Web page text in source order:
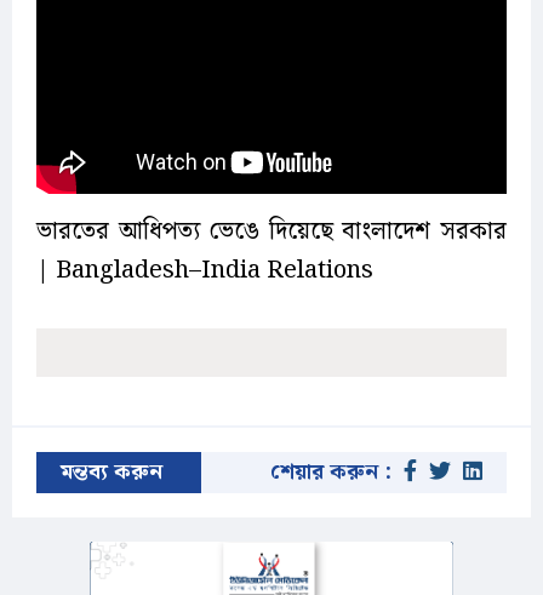
ভারতের আধিপত্য ভেঙে দিয়েছে বাংলাদেশ সরকার
| Bangladesh–India Relations
মন্তব্য করুন শেয়ার করুন :